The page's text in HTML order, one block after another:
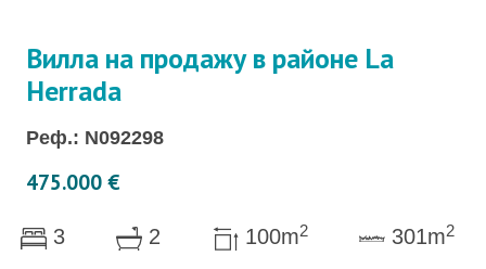
Вилла на продажу в районе La
Herrada
Реф.: N092298
475.000 €
3 2 100m2 301m2